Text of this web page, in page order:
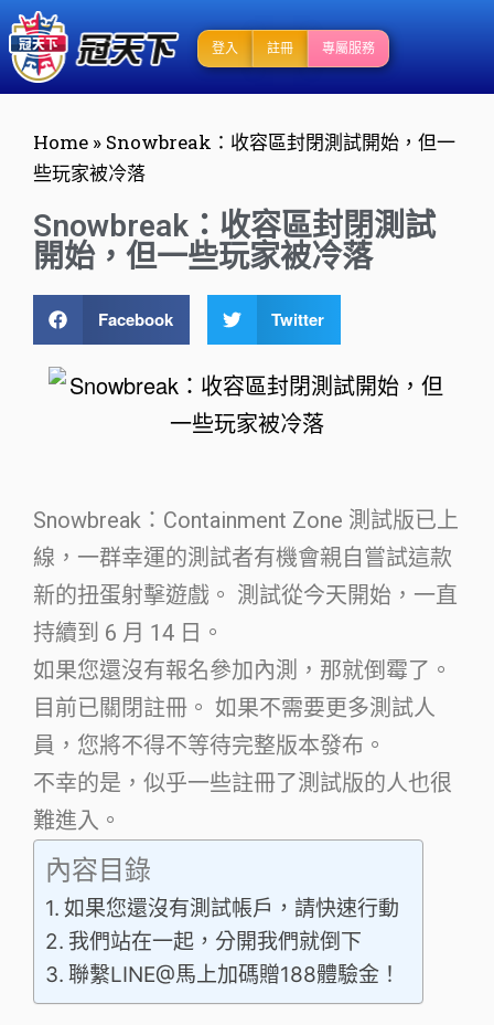
登入 註冊 專屬服務
Home » Snowbreak：收容區封閉測試開始，但一
些玩家被冷落
Snowbreak：收容區封閉測試
開始，但一些玩家被冷落
Facebook Twitter
Snowbreak：Containment Zone 測試版已上
線，一群幸運的測試者有機會親自嘗試這款
新的扭蛋射擊遊戲。 測試從今天開始，一直
持續到 6 月 14 日。
如果您還沒有報名參加內測，那就倒霉了。
目前已關閉註冊。 如果不需要更多測試人
員，您將不得不等待完整版本發布。
不幸的是，似乎一些註冊了測試版的人也很
難進入。
內容目錄
如果您還沒有測試帳戶，請快速行動
我們站在一起，分開我們就倒下
聯繫LINE@馬上加碼贈188體驗金！